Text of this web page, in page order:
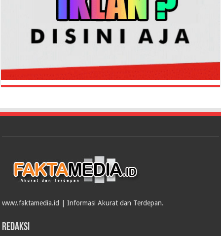
www.faktamedia.id | Informasi Akurat dan Terdepan.
Redaksi